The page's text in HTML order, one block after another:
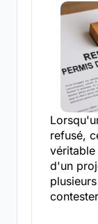
refusé,
d'un